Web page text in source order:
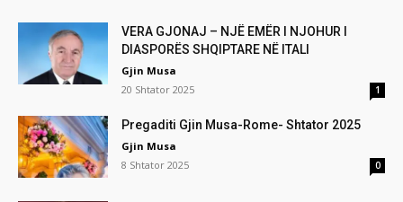
VERA GJONAJ – NJË EMËR I NJOHUR I
DIASPORËS SHQIPTARE NË ITALI
Gjin Musa
20 Shtator 2025
1
Pregaditi Gjin Musa-Rome- Shtator 2025
Gjin Musa
8 Shtator 2025
0